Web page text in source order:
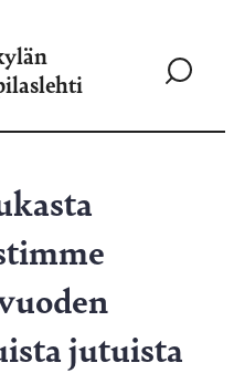
Siirry
jutuista